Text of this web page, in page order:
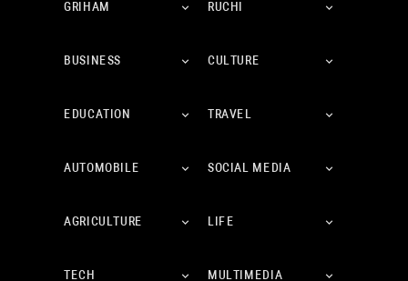
GRIHAM RUCHI
BUSINESS CULTURE
EDUCATION TRAVEL
AUTOMOBILE SOCIAL MEDIA
AGRICULTURE LIFE
TECH MULTIMEDIA